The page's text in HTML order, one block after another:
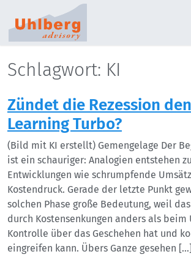
Schlagwort: KI
Zündet die Rezession
Learning Turbo?
(Bild mit KI erstellt) Gemengelage Der
ist ein schauriger: Analogien entstehen
Entwicklungen wie schrumpfende
Kostendruck. Gerade der letzte Punkt
solchen Phase große Bedeutung, weil
durch Kostensenkungen anders als beim
Kontrolle über das Geschehen hat und
eingreifen kann. Übers Ganze gesehen […]